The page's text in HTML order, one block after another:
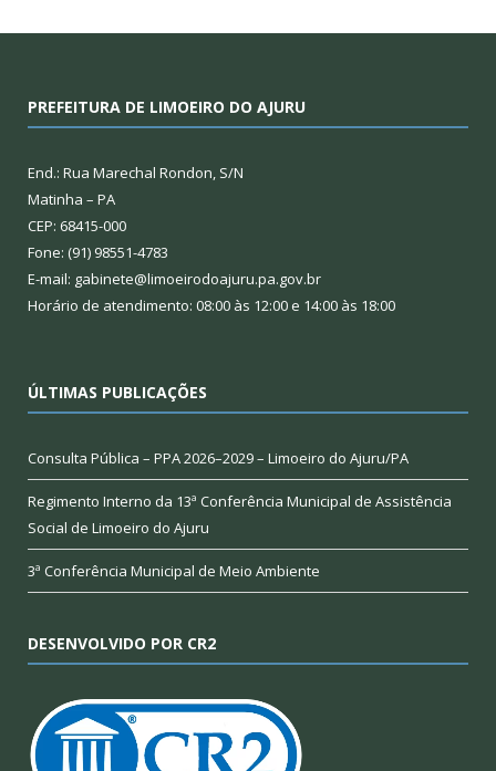
PREFEITURA DE LIMOEIRO DO AJURU
End.: Rua Marechal Rondon, S/N
Matinha – PA
CEP: 68415-000
Fone: (91) 98551-4783
E-mail: gabinete@limoeirodoajuru.pa.gov.br
Horário de atendimento: 08:00 às 12:00 e 14:00 às 18:00
ÚLTIMAS PUBLICAÇÕES
Consulta Pública – PPA 2026–2029 – Limoeiro do Ajuru/PA
Regimento Interno da 13ª Conferência Municipal de Assistência
Social de Limoeiro do Ajuru
3ª Conferência Municipal de Meio Ambiente
DESENVOLVIDO POR CR2